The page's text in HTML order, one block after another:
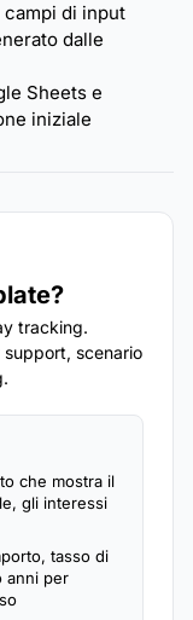
di input
dalle
Sheets e
iniziale
tracking.
scenario
che mostra il
gli interessi
tasso di
anni per